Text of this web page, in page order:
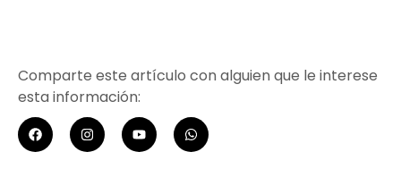
Comparte este artículo con alguien que le interese
esta información: